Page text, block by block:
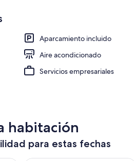
8 piscinas al aire libre, sombrillas,
Aparcamiento incluido
Aire acondicionado
Servicios empresariales
habitación
para estas fechas